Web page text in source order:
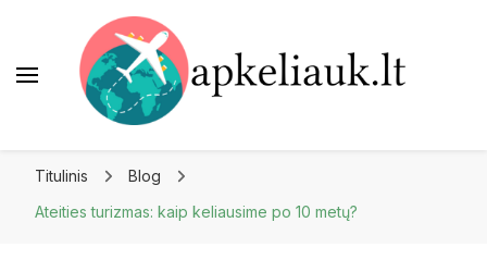
Titulinis
Blog
Ateities turizmas: kaip keliausime po 10 metų?